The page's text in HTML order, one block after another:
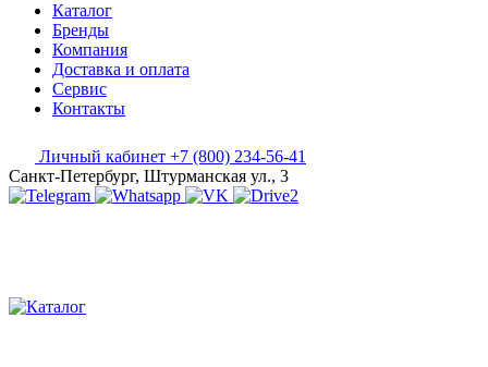
Каталог
Бренды
Компания
Доставка и оплата
Сервис
Контакты
Личный кабинет +7 (800) 234-56-41
Санкт-Петербург, Штурманская ул., 3